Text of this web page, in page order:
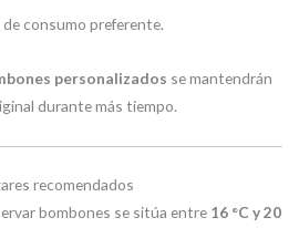
consumo preferente.
personalizados se mantendrán
durante más tiempo.
recomendados
bombones se sitúa entre 16 °C y 20